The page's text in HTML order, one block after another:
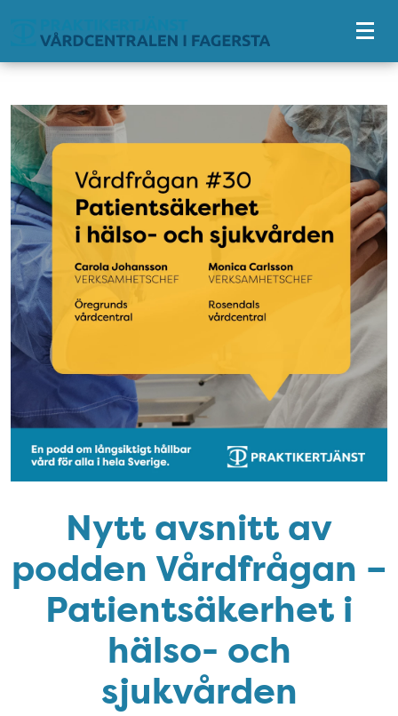
Nytt avsnitt av
podden Vårdfrågan –
Patientsäkerhet i
hälso- och
sjukvården